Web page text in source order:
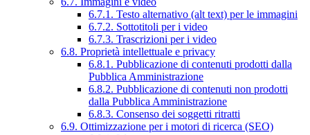
6.7.1. Testo alternativo (alt text) per le immagini
6.7.2. Sottotitoli per i video
6.7.3. Trascrizioni per i video
6.8. Proprietà intellettuale e privacy
6.8.1. Pubblicazione di contenuti prodotti dalla
Pubblica Amministrazione
6.8.2. Pubblicazione di contenuti non prodotti
dalla Pubblica Amministrazione
6.8.3. Consenso dei soggetti ritratti
6.9. Ottimizzazione per i motori di ricerca (SEO)